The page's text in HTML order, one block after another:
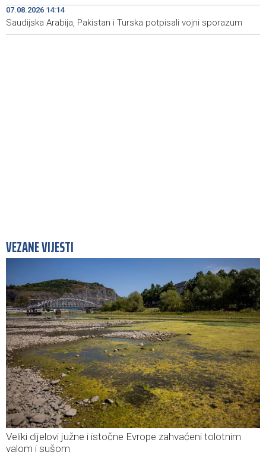
19:00 Najave događaja za 8. 8. 2026. godine (subota)
07.08.2026 14:14
Saudijska Arabija, Pakistan i Turska potpisali vojni sporazum
VEZANE VIJESTI
Veliki dijelovi južne i istočne Evrope zahvaćeni tolotnim
valom i sušom